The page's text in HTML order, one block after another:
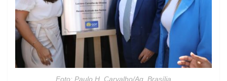
Foto: Paulo H. Carvalho/Ag. Brasília